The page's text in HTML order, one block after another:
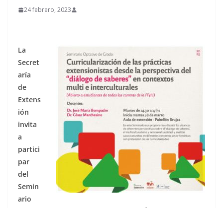
24 febrero, 2023
La
Secret
aría
de
Extens
ión
invita
a
partici
par
del
Semin
ario